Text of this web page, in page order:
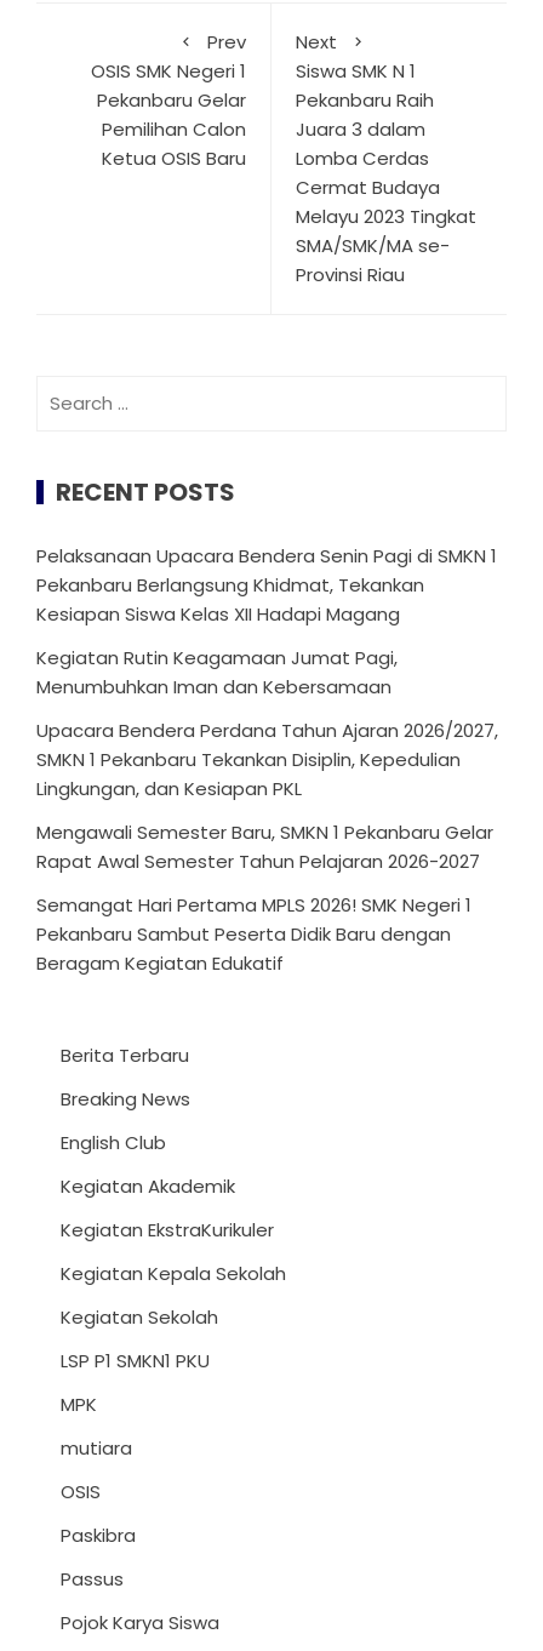
Prev
OSIS SMK Negeri 1
Pekanbaru Gelar
Pemilihan Calon
Ketua OSIS Baru
Next
Siswa SMK N 1
Pekanbaru Raih
Juara 3 dalam
Lomba Cerdas
Cermat Budaya
Melayu 2023 Tingkat
SMA/SMK/MA se-
Provinsi Riau
for:
RECENT POSTS
Pelaksanaan Upacara Bendera Senin Pagi di SMKN 1
Pekanbaru Berlangsung Khidmat, Tekankan
Kesiapan Siswa Kelas XII Hadapi Magang
Kegiatan Rutin Keagamaan Jumat Pagi,
Menumbuhkan Iman dan Kebersamaan
Upacara Bendera Perdana Tahun Ajaran 2026/2027,
SMKN 1 Pekanbaru Tekankan Disiplin, Kepedulian
Lingkungan, dan Kesiapan PKL
Mengawali Semester Baru, SMKN 1 Pekanbaru Gelar
Rapat Awal Semester Tahun Pelajaran 2026-2027
Semangat Hari Pertama MPLS 2026! SMK Negeri 1
Pekanbaru Sambut Peserta Didik Baru dengan
Beragam Kegiatan Edukatif
Berita Terbaru
Breaking News
English Club
Kegiatan Akademik
Kegiatan EkstraKurikuler
Kegiatan Kepala Sekolah
Kegiatan Sekolah
LSP P1 SMKN1 PKU
MPK
mutiara
OSIS
Paskibra
Passus
Pojok Karya Siswa